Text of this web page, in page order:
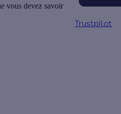
vous devez savoir
Trustpilot